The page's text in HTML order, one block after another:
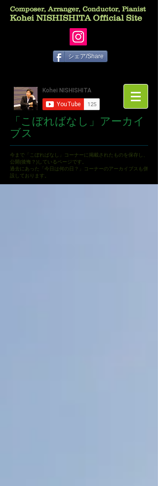
Composer, Arranger, Conductor, Pianist
Kohei NISHISHITA Official Site
シェア/Share
「こぼればなし」アーカイ
ブス
今まで「こぼればなし」コーナーに掲載されたものを保存し、
公開(後悔？)しているページです。
過去にあった「今日は何の日？」コーナーのアーカイブスも併
設しております。